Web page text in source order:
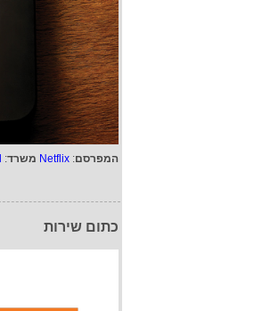
המפרסם:
Netflix משרד:
כתום שירות